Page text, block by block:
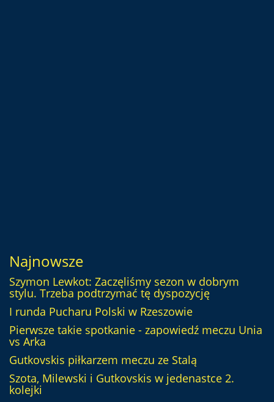
Najnowsze
Szymon Lewkot: Zaczęliśmy sezon w dobrym
stylu. Trzeba podtrzymać tę dyspozycję
I runda Pucharu Polski w Rzeszowie
Pierwsze takie spotkanie - zapowiedź meczu Unia
vs Arka
Gutkovskis piłkarzem meczu ze Stalą
Szota, Milewski i Gutkovskis w jedenastce 2.
kolejki